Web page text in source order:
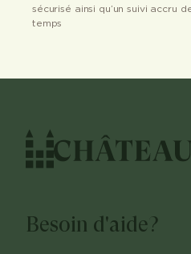
sécurisé ainsi qu’un suivi accru
temps
Besoin d'aide?